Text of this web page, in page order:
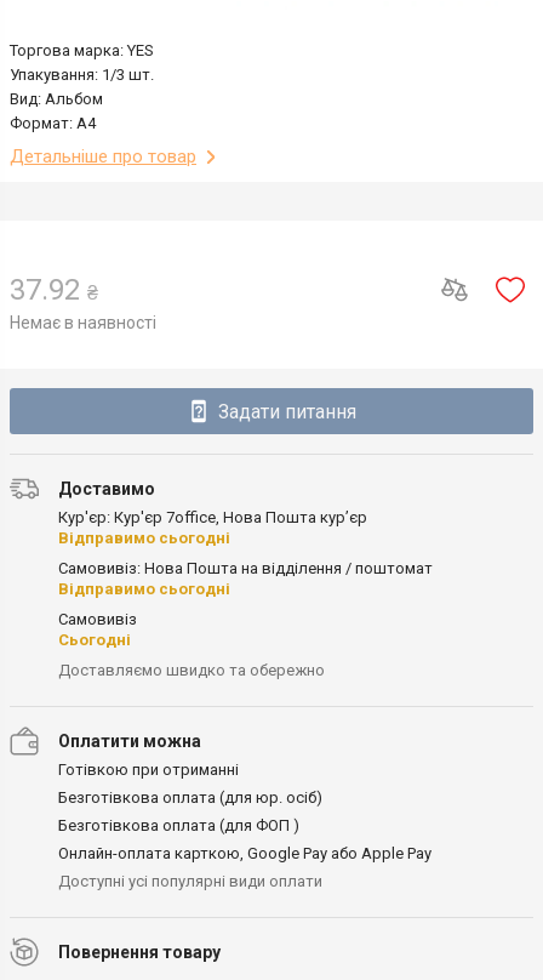
Торгова марка: YES
Упакування: 1/3 шт.
Вид: Альбом
Формат: A4
Детальніше про товар
37.92 ₴
Немає в наявності
Задати питання
Доставимо
Кур'єр: Кур'єр 7office, Нова Пошта кур’єр
Відправимо сьогодні
Самовивіз: Нова Пошта на відділення / поштомат
Відправимо сьогодні
Самовивіз
Сьогодні
Доставляємо швидко та обережно
Оплатити можна
Готівкою при отриманні
Безготівкова оплата (для юр. осіб)
Безготівкова оплата (для ФОП )
Онлайн-оплата карткою, Google Pay або Apple Pay
Доступні усі популярні види оплати
Повернення товару